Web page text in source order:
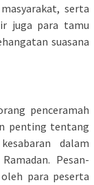
serta
juga para tamu
suasana
penceramah
penting tentang
dalam
Pesan-
para peserta